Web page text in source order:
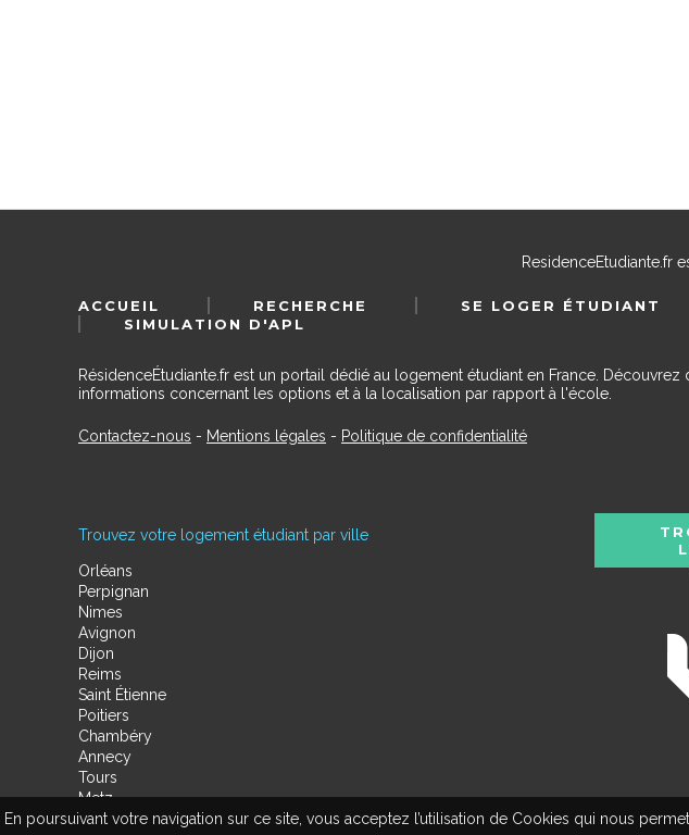
En poursuivant votre navigation sur ce site, vous acceptez l’utilisation de Cookies qui nous
ResidenceEtudiante.fr
ACCUEIL RECHERCHE SE LOGER ÉTUDIANT
SIMULATION D'APL
RésidenceÉtudiante.fr est un portail dédié au logement étudiant en France.
informations concernant les options et à la localisation par rapport à l'école.
Contactez-nous - Mentions légales - Politique de confidentialité
Trouvez votre logement étudiant par ville
Orléans
Perpignan
Nimes
Avignon
Dijon
Reims
Saint Étienne
Poitiers
Chambéry
Annecy
Tours
Metz
Amiens